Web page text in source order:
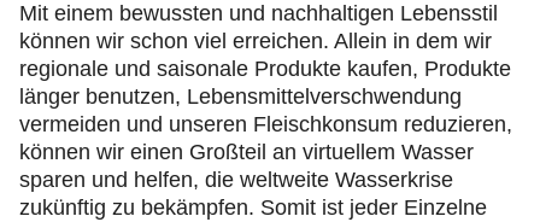
Mit einem bewussten und nachhaltigen Lebensstil
können wir schon viel erreichen. Allein in dem wir
regionale und saisonale Produkte kaufen, Produkte
länger benutzen, Lebensmittelverschwendung
vermeiden und unseren Fleischkonsum reduzieren,
können wir einen Großteil an virtuellem Wasser
sparen und helfen, die weltweite Wasserkrise
zukünftig zu bekämpfen. Somit ist jeder Einzelne